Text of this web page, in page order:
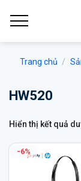
qua
Trang chủ /
HW520
Hiển thị kết quả
-6%